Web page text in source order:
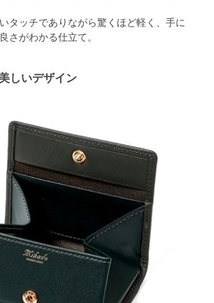
タッチでありながら驚くほど軽く、手に
さがわかる仕立て。
しいデザイン